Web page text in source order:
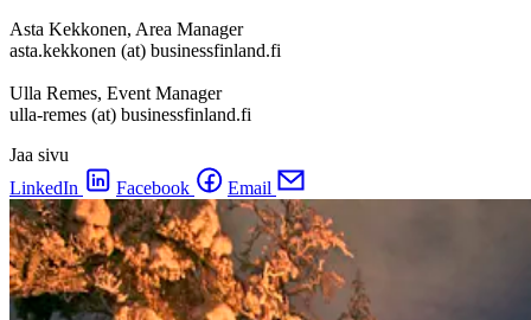
Asta Kekkonen, Area Manager
asta.kekkonen (at) businessfinland.fi
Ulla Remes, Event Manager
ulla-remes (at) businessfinland.fi
Jaa sivu
LinkedIn
Facebook Email